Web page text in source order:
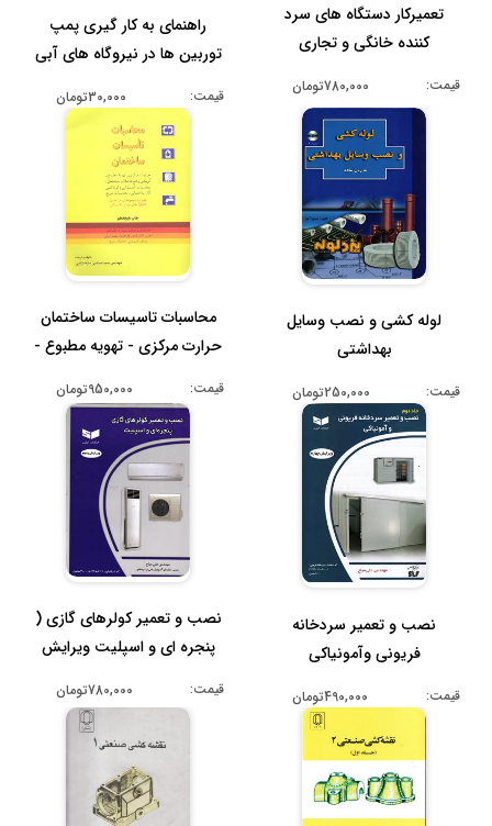
تعمیرکار دستگاه های سرد
کننده خانگی و تجاری
قیمت: 780,000تومان
راهنمای به کار گیری پمپ
توربین ها در نیروگاه های آبی
قیمت: 30,000تومان
لوله کشی و نصب وسایل
بهداشتی
قیمت: 250,000تومان
محاسبات تاسیسات ساختمان
حرارت مرکزی - تهویه مطبوع -
قیمت: 950,000تومان
نصب و تعمیر سردخانه
فریونی وآمونیاکی
قیمت: 490,000تومان
نصب و تعمیر کولرهای گازی (
پنجره ای و اسپلیت ویرایش
قیمت: 780,000تومان